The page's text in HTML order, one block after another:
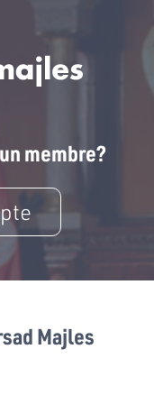
membre?
Majles